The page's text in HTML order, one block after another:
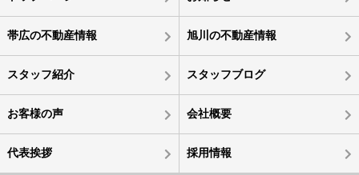
帯広の不動産情報 旭川の不動産情報
スタッフ紹介 スタッフブログ
お客様の声 会社概要
代表挨拶 採用情報